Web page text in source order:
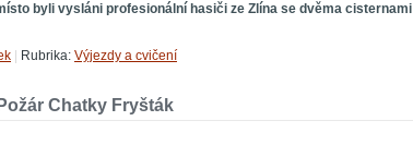
byli vysláni profesionální hasiči ze Zlína se dvěma cisternami
Rubrika: Výjezdy a cvičení
Chatky Fryšták